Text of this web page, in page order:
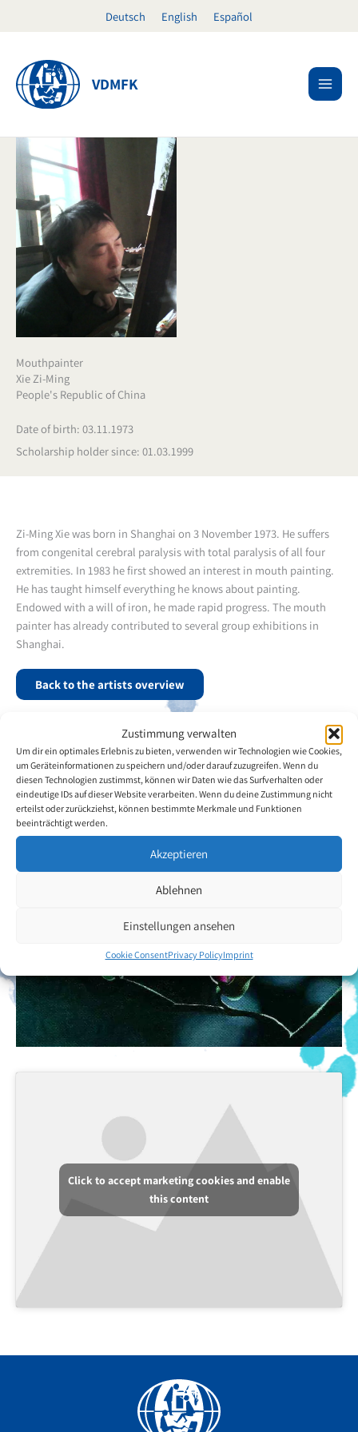
Zustimmung verwalten
Um dir ein optimales Erlebnis zu bieten, verwenden wir Technologien wie Cookies,
um Geräteinformationen zu speichern und/oder darauf zuzugreifen. Wenn du
diesen Technologien zustimmst, können wir Daten wie das Surfverhalten oder
eindeutige IDs auf dieser Website verarbeiten. Wenn du deine Zustimmung nicht
erteilst oder zurückziehst, können bestimmte Merkmale und Funktionen
beeinträchtigt werden.
Akzeptieren
Ablehnen
Einstellungen ansehen
Cookie ConsentPrivacy PolicyImprint
Deutsch English Español
VDMFK
Mouthpainter
Xie Zi-Ming
People's Republic of China
Date of birth: 03.11.1973
Scholarship holder since: 01.03.1999
Zi-Ming Xie was born in Shanghai on 3 November 1973. He suffers
from congenital cerebral paralysis with total paralysis of all four
extremities. In 1983 he first showed an interest in mouth painting.
He has taught himself everything he knows about painting.
Endowed with a will of iron, he made rapid progress. The mouth
painter has already contributed to several group exhibitions in
Shanghai.
Back to the artists overview
Click to accept marketing cookies and enable
this content
Facebook
YouTube
Instagram